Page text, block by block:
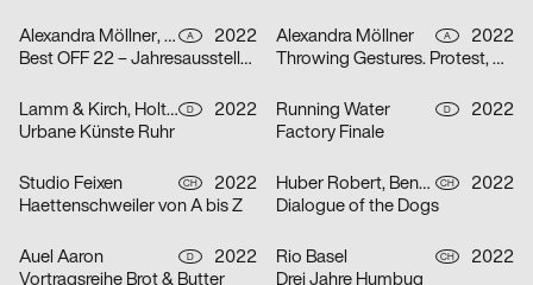
Alexandra Möllner, Sophia Krayc A
2022
Best OFF 22 – Jahresausstellung der Kunstuniversität Linz
Alexandra Möllner A
2022
Throwing Gestures. Protest, Economy and the Imperceptible
Lamm & Kirch, Holtgreve Heinrich D
2022
Urbane Künste Ruhr
Running Water D
2022
Factory Finale
Studio Feixen CH
2022
Haettenschweiler von A bis Z
Huber Robert, Benedict Will CH
2022
Dialogue of the Dogs
Auel Aaron D
2022
Vortragsreihe Brot & Butter
Rio Basel CH
2022
Drei Jahre Humbug